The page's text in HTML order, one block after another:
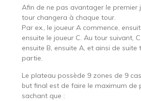
Afin de ne pas avantager le premier
tour changera à chaque tour.
Par ex., le joueur A commence,
ensuite le joueur C. Au tour suivant,
ensuite B, ensuite A, et ainsi de
partie.
Le plateau possède 9 zones de 9
but final est de faire le maximum de
sachant que :